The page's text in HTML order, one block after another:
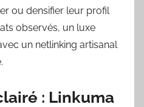
ou densifier leur profil
observés, un luxe
un netlinking artisanal
: Linkuma